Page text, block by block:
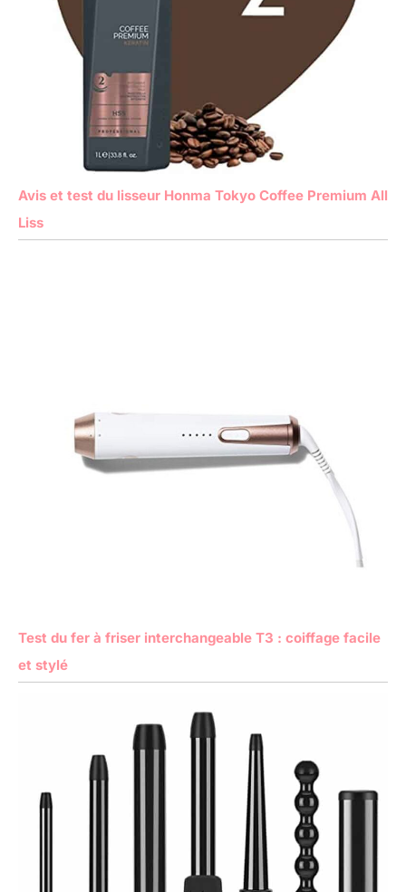
Avis et test du lisseur Honma Tokyo Coffee Premium All
Liss
Test du fer à friser interchangeable T3 : coiffage facile
et stylé